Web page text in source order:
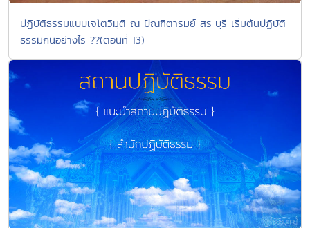
ปฏิบัติธรรมแบบเจโตวิมุติ ณ ปัณฑิตารมย์ สระบุรี เริ่มต้นปฏิบัติ
ธรรมกันอย่างไร ??(ตอนที่ 13)